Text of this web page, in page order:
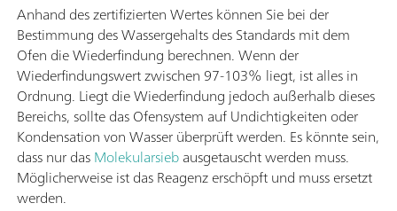
Anhand des zertifizierten Wertes können Sie bei der
Bestimmung des Wassergehalts des Standards mit dem
Ofen die Wiederfindung berechnen. Wenn der
Wiederfindungswert zwischen 97-103% liegt, ist alles in
Ordnung. Liegt die Wiederfindung jedoch außerhalb dieses
Bereichs, sollte das Ofensystem auf Undichtigkeiten oder
Kondensation von Wasser überprüft werden. Es könnte sein,
dass nur dasMolekularsiebausgetauscht werden muss.
Möglicherweise ist das Reagenz erschöpft und muss ersetzt
werden.